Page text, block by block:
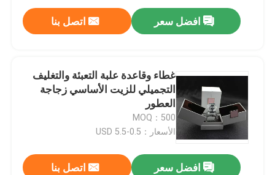
افضل سعر اتصل بنا
غطاء وقاعدة علبة التعبئة والتغليف
التجميلي للزيت الأساسي زجاجة
العطور
MOQ：500
الأسعار：0.5-5.5 USD
افضل سعر اتصل بنا